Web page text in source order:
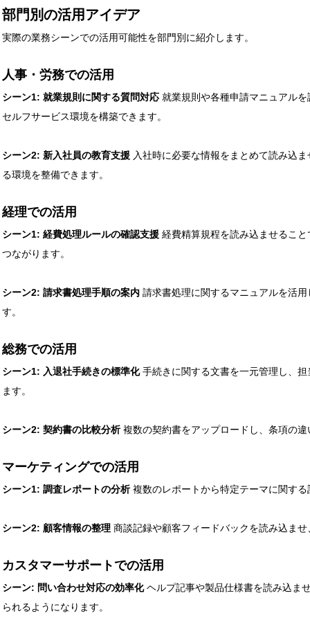
部門別の活用アイデア
実際の業務シーンでの活用可能性を部門別に紹介します。
人事・労務での活用
シーン1: 就業規則に関する質問対応就業規則や各種申請マニュアル
セルフサービス環境を構築できます。
シーン2: 新入社員の教育支援入社時に必要な情報をまとめて読み込
る環境を整備できます。
経理での活用
シーン1: 経費処理ルールの確認支援経費精算規程を読み込ませるこ
つながります。
シーン2: 請求書処理手順の案内請求書処理に関するマニュアルを活
す。
総務での活用
シーン1: 入退社手続きの標準化手続きに関する文書を一元管理し、
ます。
シーン2: 契約書の比較分析複数の契約書をアップロードし、条項の
マーケティングでの活用
シーン1: 調査レポートの分析複数のレポートから特定テーマに関す
シーン2: 顧客情報の整理商談記録や顧客フィードバックを読み込ま
カスタマーサポートでの活用
シーン: 問い合わせ対応の効率化ヘルプ記事や製品仕様書を読み込ま
られるようになります。